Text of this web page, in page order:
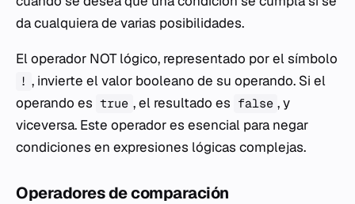
da cualquiera de varias posibilidades.
El operador NOT lógico, representado por el símbolo
! , invierte el valor booleano de su operando. Si el
operando es true , el resultado es false , y
viceversa. Este operador es esencial para negar
condiciones en expresiones lógicas complejas.
Operadores de comparación